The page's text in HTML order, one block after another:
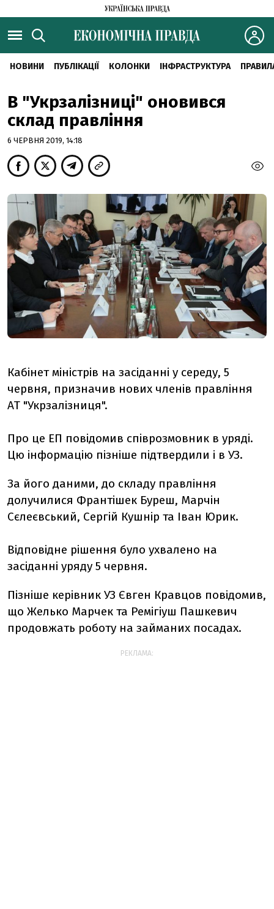
НОВИНИ ПУБЛІКАЦІЇ КОЛОНКИ ІНФРАСТРУКТУРА
В "Укрзалізниці" оновився
склад правління
6 ЧЕРВНЯ 2019, 14:18
Кабінет міністрів на засіданні у середу, 5
червня, призначив нових членів правління
АТ "Укрзалізниця".
Про це ЕП повідомив співрозмовник в уряді.
Цю інформацію пізніше підтвердили і в УЗ.
За його даними, до складу правління
долучилися Франтішек Буреш, Марчін
Сєлеєвський, Сергій Кушнір та Іван Юрик.
Відповідне рішення було ухвалено на
засіданні уряду 5 червня.
Пізніше керівник УЗ Євген Кравцов повідомив,
що Желько Марчек та Ремігіуш Пашкевич
продовжать роботу на займаних посадах.
РЕКЛАМА: